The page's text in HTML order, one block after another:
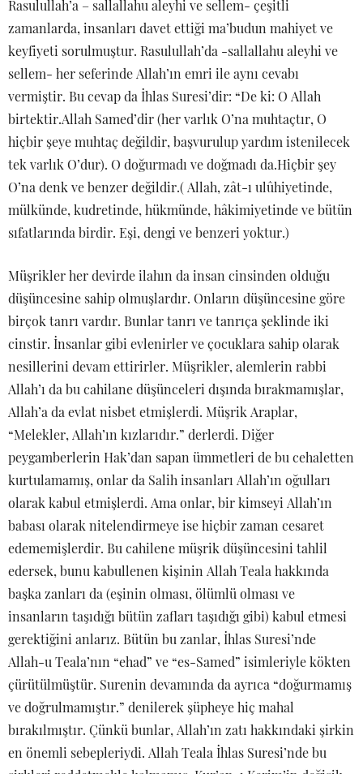
Rasulullah’a – sallallahu aleyhi ve sellem- çeşitli
zamanlarda, insanları davet ettiği ma’budun mahiyet ve
keyfiyeti sorulmuştur. Rasulullah’da -sallallahu aleyhi ve
sellem- her seferinde Allah’ın emri ile aynı cevabı
vermiştir. Bu cevap da İhlas Suresi’dir: “De ki: O Allah
birtektir.Allah Samed’dir (her varlık O’na muhtaçtır, O
hiçbir şeye muhtaç değildir, başvurulup yardım istenilecek
tek varlık O’dur). O doğurmadı ve doğmadı da.Hiçbir şey
O’na denk ve benzer değildir.( Allah, zât-ı ulûhiyetinde,
mülkünde, kudretinde, hükmünde, hâkimiyetinde ve bütün
sıfatlarında birdir. Eşi, dengi ve benzeri yoktur.)
Müşrikler her devirde ilahın da insan cinsinden olduğu
düşüncesine sahip olmuşlardır. Onların düşüncesine göre
birçok tanrı vardır. Bunlar tanrı ve tanrıça şeklinde iki
cinstir. İnsanlar gibi evlenirler ve çocuklara sahip olarak
nesillerini devam ettirirler. Müşrikler, alemlerin rabbi
Allah’ı da bu cahilane düşünceleri dışında bırakmamışlar,
Allah’a da evlat nisbet etmişlerdi. Müşrik Araplar,
“Melekler, Allah’ın kızlarıdır.” derlerdi. Diğer
peygamberlerin Hak’dan sapan ümmetleri de bu cehaletten
kurtulamamış, onlar da Salih insanları Allah’ın oğulları
olarak kabul etmişlerdi. Ama onlar, bir kimseyi Allah’ın
babası olarak nitelendirmeye ise hiçbir zaman cesaret
edememişlerdir. Bu cahilene müşrik düşüncesini tahlil
edersek, bunu kabullenen kişinin Allah Teala hakkında
başka zanları da (eşinin olması, ölümlü olması ve
insanların taşıdığı bütün zafları taşıdığı gibi) kabul etmesi
gerektiğini anlarız. Bütün bu zanlar, İhlas Suresi’nde
Allah-u Teala’nın “ehad” ve “es-Samed” isimleriyle kökten
çürütülmüştür. Surenin devamında da ayrıca “doğurmamış
ve doğrulmamıştır.” denilerek şüpheye hiç mahal
bırakılmıştır. Çünkü bunlar, Allah’ın zatı hakkındaki şirkin
en önemli sebepleriydi. Allah Teala İhlas Suresi’nde bu